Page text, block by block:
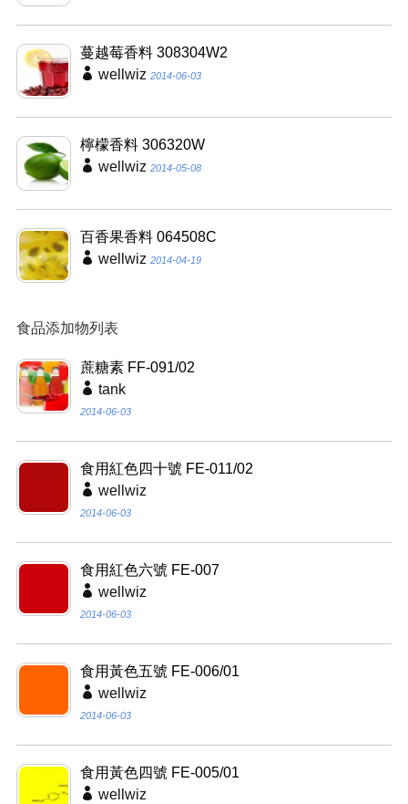
蔓越莓香料 308304W2
wellwiz 2014-06-03
檸檬香料 306320W
wellwiz 2014-05-08
百香果香料 064508C
wellwiz 2014-04-19
食品添加物列表
蔗糖素 FF-091/02
tank
2014-06-03
食用紅色四十號 FE-011/02
wellwiz
2014-06-03
食用紅色六號 FE-007
wellwiz
2014-06-03
食用黃色五號 FE-006/01
wellwiz
2014-06-03
食用黃色四號 FE-005/01
wellwiz